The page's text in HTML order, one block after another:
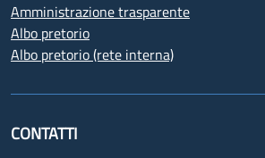
Amministrazione trasparente
Albo pretorio
Albo pretorio (rete interna)
CONTATTI